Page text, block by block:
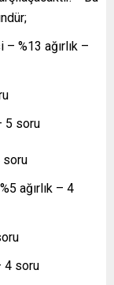
%13 ağırlık –
5 soru
soru
ağırlık – 4
4 soru